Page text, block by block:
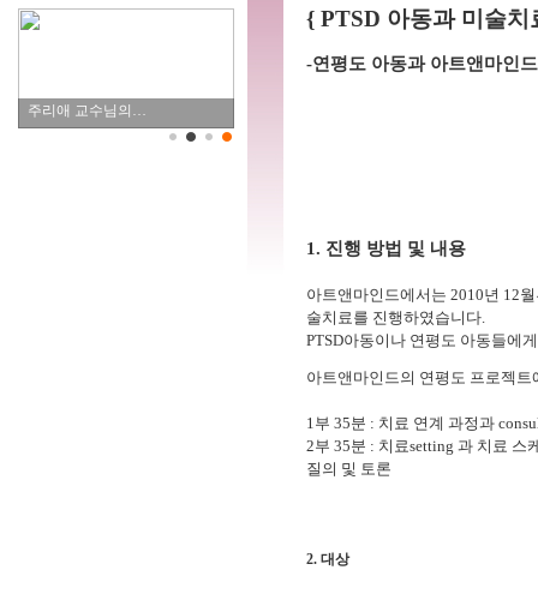
주리애 교수님의…
{ PTSD 아동과 미술
-연평도 아동과 아트앤마인
1. 진행 방법 및 내용
아트앤마인드에서는 2010년 12
술치료를 진행하였습니다.
PTSD아동이나 연평도 아동들에
아트앤마인드의 연평도 프로젝
1부 35분 : 치료 연계 과정과
2부 35분 : 치료setting 과 치료 스
질의 및 토론
2. 대상